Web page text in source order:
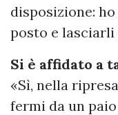
disposizione:
posto e lasciarli
Si è affidato a
«Sì, nella
fermi da un